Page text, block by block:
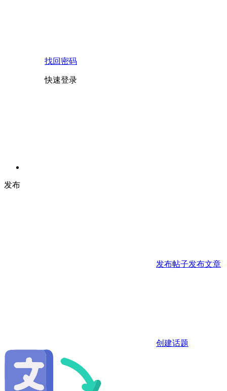
找回密码
快速登录
发布
发布帖子发布文章
创建话题